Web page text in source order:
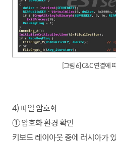
[그림 6] C&C 연결에
4) 파일 암호화
① 암호화 환경 확인
키보드 레이아웃 중에 러시아가